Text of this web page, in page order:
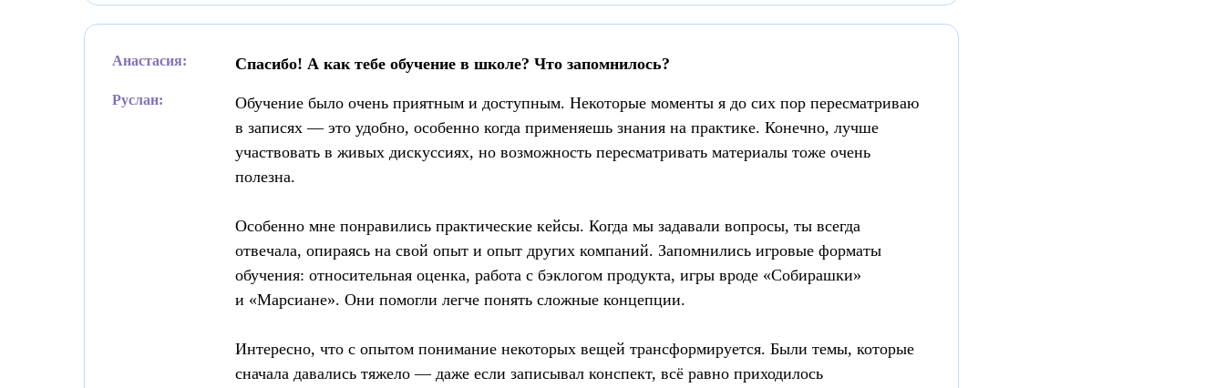
Анастасия: Спасибо! А как тебе обучение в школе? Что запомнилось?
Руслан:
Обучение было очень приятным и доступным. Некоторые моменты я до сих пор пересматриваю
в записях — это удобно, особенно когда применяешь знания на практике. Конечно, лучше
участвовать в живых дискуссиях, но возможность пересматривать материалы тоже очень
полезна.
Особенно мне понравились практические кейсы. Когда мы задавали вопросы, ты всегда
отвечала, опираясь на свой опыт и опыт других компаний. Запомнились игровые форматы
обучения: относительная оценка, работа с бэклогом продукта, игры вроде «Собирашки»
и «Марсиане». Они помогли легче понять сложные концепции.
Интересно, что с опытом понимание некоторых вещей трансформируется. Были темы, которые
сначала давались тяжело — даже если записывал конспект, всё равно приходилось